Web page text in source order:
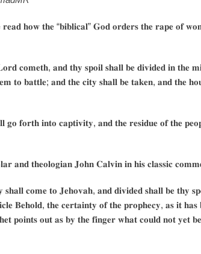
𝐡𝐨𝐰 𝐭𝐡𝐞 “𝐛𝐢𝐛𝐥𝐢𝐜𝐚𝐥” 𝐆𝐨𝐝 𝐨𝐫𝐝𝐞𝐫𝐬 𝐭𝐡𝐞 𝐫𝐚𝐩𝐞 𝐨𝐟
𝐜𝐨𝐦𝐞𝐭𝐡, 𝐚𝐧𝐝 𝐭𝐡𝐲 𝐬𝐩𝐨𝐢𝐥 𝐬𝐡𝐚𝐥𝐥 𝐛𝐞 𝐝𝐢𝐯𝐢𝐝𝐞𝐝 𝐢𝐧 𝐭𝐡𝐞
𝐭𝐨 𝐛𝐚𝐭𝐭𝐥𝐞; 𝐚𝐧𝐝 𝐭𝐡𝐞 𝐜𝐢𝐭𝐲 𝐬𝐡𝐚𝐥𝐥 𝐛𝐞 𝐭𝐚𝐤𝐞𝐧, 𝐚𝐧𝐝 𝐭𝐡𝐞
𝐠𝐨 𝐟𝐨𝐫𝐭𝐡 𝐢𝐧𝐭𝐨 𝐜𝐚𝐩𝐭𝐢𝐯𝐢𝐭𝐲, 𝐚𝐧𝐝 𝐭𝐡𝐞 𝐫𝐞𝐬𝐢𝐝𝐮𝐞 𝐨𝐟 𝐭𝐡𝐞
𝐚𝐧𝐝 𝐭𝐡𝐞𝐨𝐥𝐨𝐠𝐢𝐚𝐧 𝐉𝐨𝐡𝐧 𝐂𝐚𝐥𝐯𝐢𝐧 𝐢𝐧 𝐡𝐢𝐬 𝐜𝐥𝐚𝐬𝐬𝐢𝐜
𝐜𝐨𝐦𝐞 𝐭𝐨 𝐉𝐞𝐡𝐨𝐯𝐚𝐡, 𝐚𝐧𝐝 𝐝𝐢𝐯𝐢𝐝𝐞𝐝 𝐬𝐡𝐚𝐥𝐥 𝐛𝐞 𝐭𝐡𝐲
𝐁𝐞𝐡𝐨𝐥𝐝, 𝐭𝐡𝐞 𝐜𝐞𝐫𝐭𝐚𝐢𝐧𝐭𝐲 𝐨𝐟 𝐭𝐡𝐞 𝐩𝐫𝐨𝐩𝐡𝐞𝐜𝐲, 𝐚𝐬 𝐢𝐭 𝐡𝐚𝐬
𝐩𝐨𝐢𝐧𝐭𝐬 𝐨𝐮𝐭 𝐚𝐬 𝐛𝐲 𝐭𝐡𝐞 𝐟𝐢𝐧𝐠𝐞𝐫 𝐰𝐡𝐚𝐭 𝐜𝐨𝐮𝐥𝐝 𝐧𝐨𝐭